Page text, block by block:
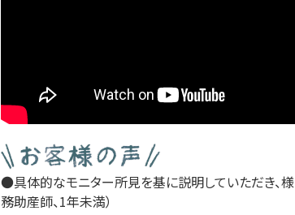
●具体的なモニター所見を基に説明していただき、
務助産師、1年未満）